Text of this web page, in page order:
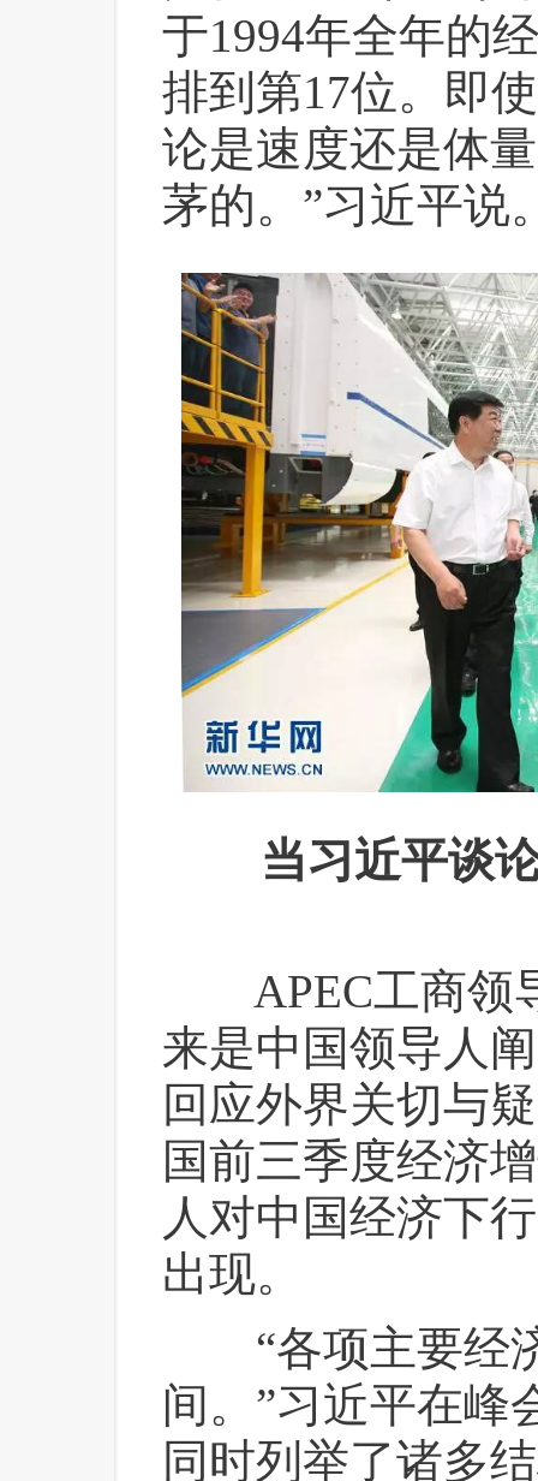
于1994年全年的
排到第17位。即
论是速度还是体
茅的。”习近平说
当习近平谈
APEC工商领
来是中国领导人
回应外界关切与
国前三季度经济
人对中国经济下
出现。
“各项主要经
间。”习近平在峰
同时列举了诸多